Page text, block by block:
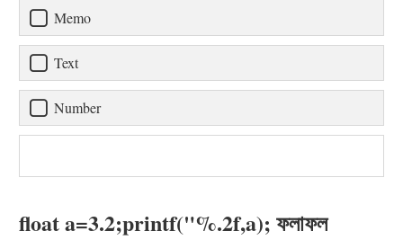
Memo
Text
Number
float a=3.2;printf("%.2f,a); ফলাফল